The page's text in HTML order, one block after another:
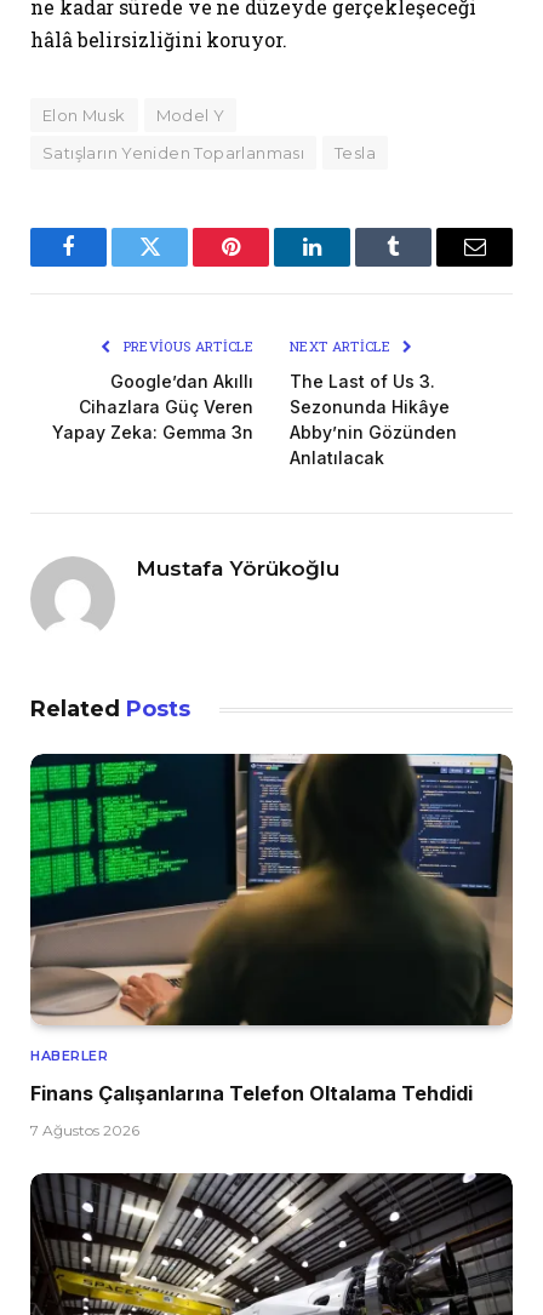
ne kadar sürede ve ne düzeyde gerçekleşeceği
hâlâ belirsizliğini koruyor.
Elon Musk
Model Y
Satışların Yeniden Toparlanması
Tesla
FacebookTwitter Pinterest LinkedInTumblr Email
PREVIOUS ARTICLE
Google’dan Akıllı
Cihazlara Güç Veren
Yapay Zeka: Gemma 3n
NEXT ARTICLE
The Last of Us 3.
Sezonunda Hikâye
Abby’nin Gözünden
Anlatılacak
Mustafa Yörükoğlu
Related Posts
HABERLER
Finans Çalışanlarına Telefon Oltalama Tehdidi
7 Ağustos 2026